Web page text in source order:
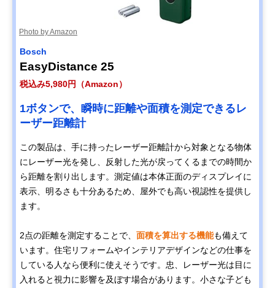
Photo by Amazon
Bosch
EasyDistance 25
税込み5,980円（Amazon）
1ボタンで、瞬時に距離や⁠面積を測定できるレ
ーザー距離計
この製品は、手に持ったレーザー距離計から対象となる物体
にレーザー光を発し、反射した光が戻ってくるまでの時間か
ら距離を割り出します。測定値は本体正面のディスプレイに
表示、明るさも十分あるため、屋外でも高い視認性を提供し
ます。
2点の距離を測定することで、 面積を算出する機能も備えて
います。住宅リフォームやインテリアデザインなどの仕事を
している人なら便利に使えそうです。忠、レーザー光は目に
入れると視力に影響を及ぼす場合があります。小さな子ども